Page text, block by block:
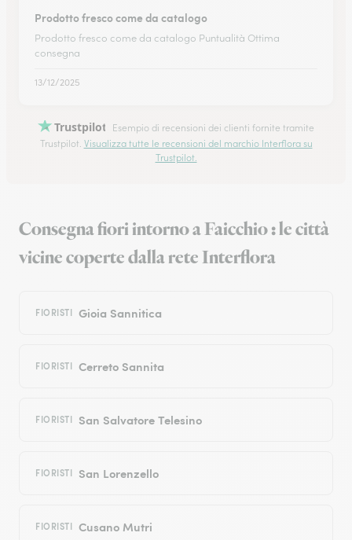
Prodotto fresco come da catalogo
Prodotto fresco come da catalogo Puntualità Ottima
consegna
13/12/2025
Trustpilot
Esempio di recensioni dei clienti fornite tramite
Trustpilot. Visualizza tutte le recensioni del marchio Interflora su
Trustpilot.
Consegna fiori intorno a Faicchio : le città
vicine coperte dalla rete Interflora
FIORISTI Gioia Sannitica
FIORISTI Cerreto Sannita
FIORISTI San Salvatore Telesino
FIORISTI San Lorenzello
FIORISTI Cusano Mutri